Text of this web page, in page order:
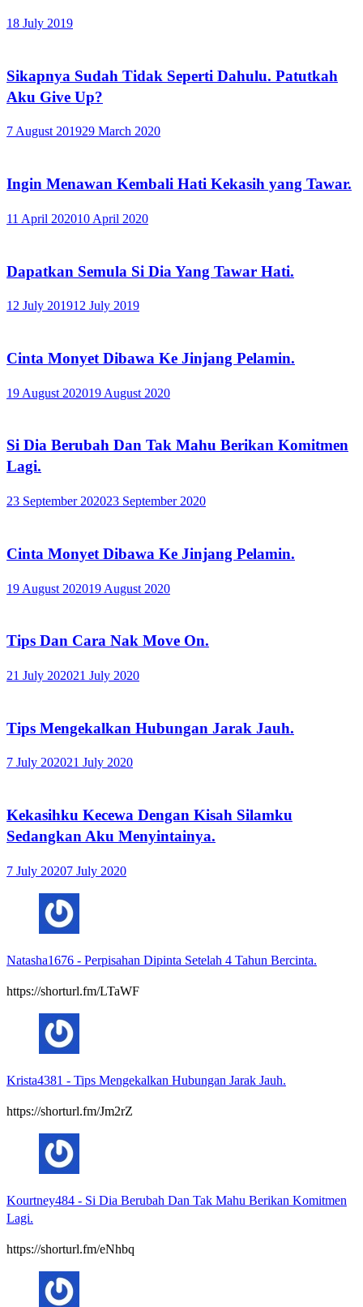
18 July 2019
Sikapnya Sudah Tidak Seperti Dahulu. Patutkah
Aku Give Up?
7 August 201929 March 2020
Ingin Menawan Kembali Hati Kekasih yang Tawar.
11 April 202010 April 2020
Dapatkan Semula Si Dia Yang Tawar Hati.
12 July 201912 July 2019
Cinta Monyet Dibawa Ke Jinjang Pelamin.
19 August 202019 August 2020
Si Dia Berubah Dan Tak Mahu Berikan Komitmen
Lagi.
23 September 202023 September 2020
Cinta Monyet Dibawa Ke Jinjang Pelamin.
19 August 202019 August 2020
Tips Dan Cara Nak Move On.
21 July 202021 July 2020
Tips Mengekalkan Hubungan Jarak Jauh.
7 July 202021 July 2020
Kekasihku Kecewa Dengan Kisah Silamku
Sedangkan Aku Menyintainya.
7 July 20207 July 2020
Natasha1676 - Perpisahan Dipinta Setelah 4 Tahun Bercinta.
https://shorturl.fm/LTaWF
Krista4381 - Tips Mengekalkan Hubungan Jarak Jauh.
https://shorturl.fm/Jm2rZ
Kourtney484 - Si Dia Berubah Dan Tak Mahu Berikan Komitmen
Lagi.
https://shorturl.fm/eNhbq